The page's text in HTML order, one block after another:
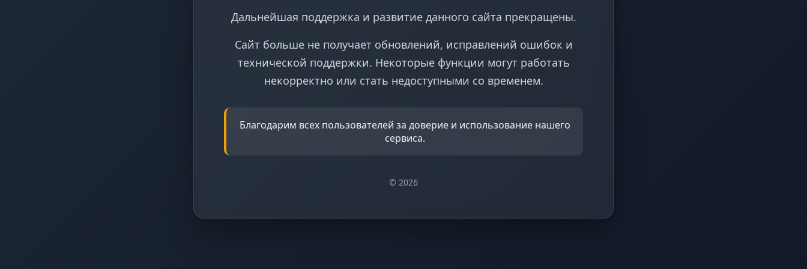
Дальнейшая поддержка и развитие данного сайта прекращены.
Сайт больше не получает обновлений, исправлений ошибок и
технической поддержки. Некоторые функции могут работать
некорректно или стать недоступными со временем.
Благодарим всех пользователей за доверие и использование нашего
сервиса.
© 2026